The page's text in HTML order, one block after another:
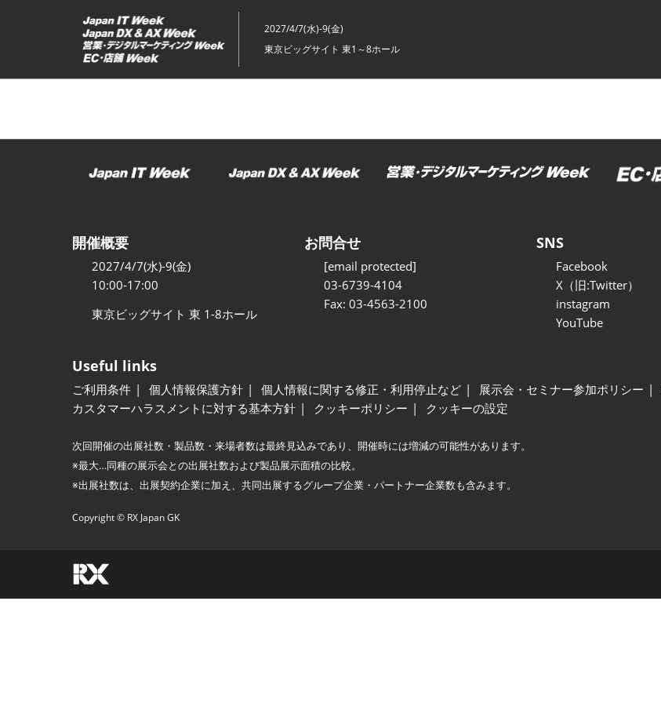
ッ
2027/4/7(水)-9(金)
東京ビッグサイト 東1～8ホール
開催概要
2027/4/7(水)-9(金)
10:00-17:00
東京ビッグサイト 東 1-8ホール
お問合せ
[email protected]
03-6739-4104
Fax: 03-4563-2100
SNS
Facebook
X（旧:Twitter）
instagram
YouTube
Useful links
ご利用条件 個人情報保護方針 個人情報に関する修正・利用停止など 展示会・セミナー参加ポリシー
カスタマーハラスメントに対する基本方針
クッキーポリシー クッキーの設定
次回開催の出展社数・製品数・来場者数は最終見込みであり、開催時には増減の可能性があります。
※最大…同種の展示会との出展社数および製品展示面積の比較。
※出展社数は、出展契約企業に加え、共同出展するグループ企業・パートナー企業数も含みます。
Copyright © RX Japan GK